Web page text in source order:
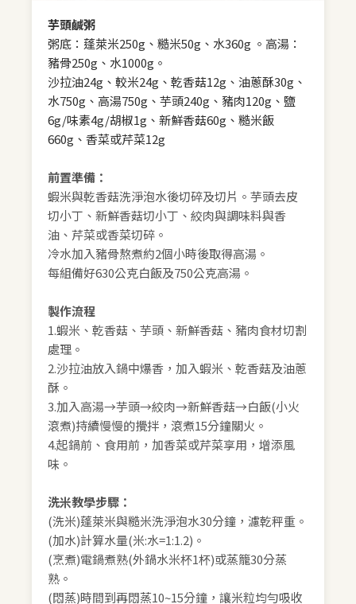
芋頭鹹粥
粥底：蓬萊米250g、糙米50g、水360g 。高湯：
豬骨250g、水1000g。
沙拉油24g、較米24g、乾香菇12g、油蔥酥30g、
水750g、高湯750g、芋頭240g、豬肉120g、鹽
6g/味素4g/胡椒1g、新鮮香菇60g、糙米飯
660g、香菜或芹菜12g
前置準備：
蝦米與乾香菇洗淨泡水後切碎及切片。芋頭去皮
切小丁、新鮮香菇切小丁、絞肉與調味料與香
油、芹菜或香菜切碎。
冷水加入豬骨熬煮約2個小時後取得高湯。
每組備好630公克白飯及750公克高湯。
製作流程
1.蝦米、乾香菇、芋頭、新鮮香菇、豬肉食材切割
處理。
2.沙拉油放入鍋中爆香，加入蝦米、乾香菇及油蔥
酥。
3.加入高湯→芋頭→絞肉→新鮮香菇→白飯(小火
滾煮)持續慢慢的攪拌，滾煮15分鐘關火。
4.起鍋前、食用前，加香菜或芹菜享用，增添風
味。
洗米教學步驟：
(洗米)蓬萊米與糙米洗淨泡水30分鐘，濾乾秤重。
(加水)計算水量(米:水=1:1.2)。
(烹煮)電鍋煮熟(外鍋水米杯1杯)或蒸籠30分蒸
熟。
(悶蒸)時間到再悶蒸10~15分鐘，讓米粒均勻吸收